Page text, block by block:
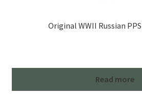
Original WWII Russian
Read more